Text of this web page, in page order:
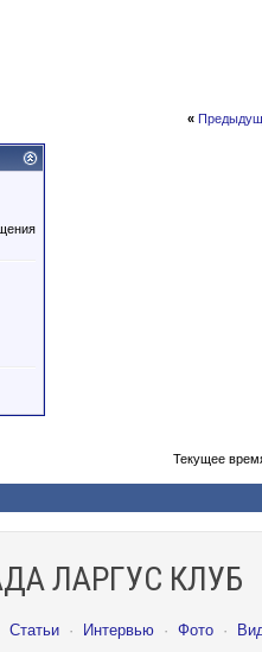
«
Текущее
ЛАРГУС КЛУБ
Статьи · Интервью · Фото ·